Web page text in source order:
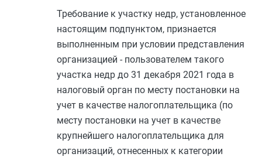
Требование к участку недр, установленное
настоящим подпунктом, признается
выполненным при условии представления
организацией - пользователем такого
участка недр до 31 декабря 2021 года в
налоговый орган по месту постановки на
учет в качестве налогоплательщика (по
месту постановки на учет в качестве
крупнейшего налогоплательщика для
организаций, отнесенных к категории